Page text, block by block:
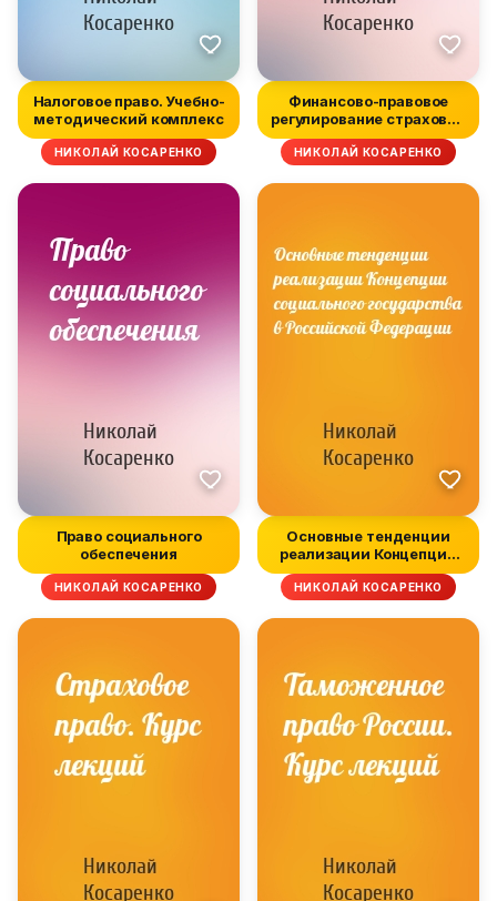
Налоговое право. Учебно-
методический комплекс
НИКОЛАЙ КОСАРЕНКО
Финансово-правовое
регулирование страховой
деятель...
НИКОЛАЙ КОСАРЕНКО
Право социального
обеспечения
НИКОЛАЙ КОСАРЕНКО
Основные тенденции
реализации Концепции
социальног...
НИКОЛАЙ КОСАРЕНКО